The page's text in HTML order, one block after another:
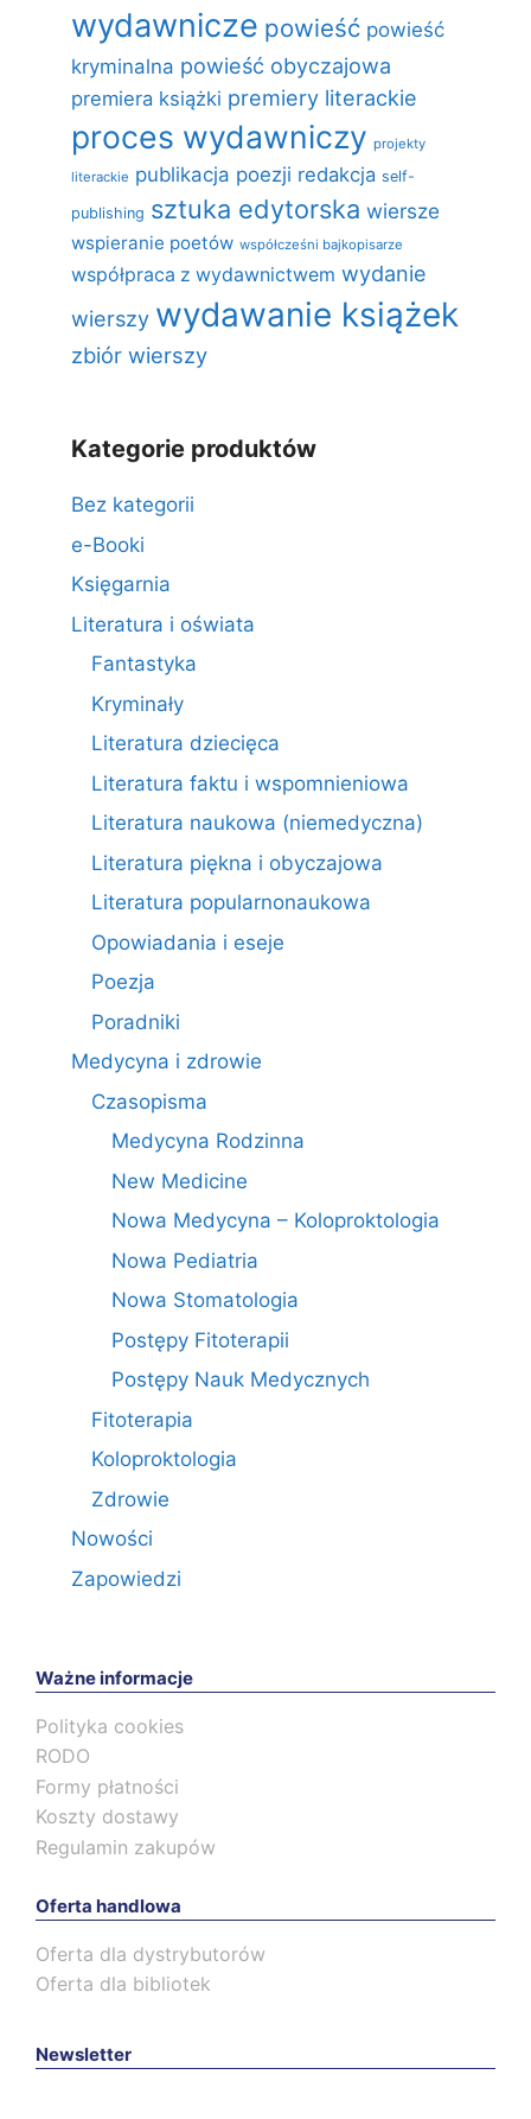
wydawnicze powieść powieść
kryminalna powieść obyczajowa
premiera książki premiery literackie
proces wydawniczy projekty
literackie publikacja poezji redakcja self-
publishing sztuka edytorska wiersze
wspieranie poetów współcześni bajkopisarze
współpraca z wydawnictwem wydanie
wierszy wydawanie książek
zbiór wierszy
Kategorie produktów
Bez kategorii
e-Booki
Księgarnia
Literatura i oświata
Fantastyka
Kryminały
Literatura dziecięca
Literatura faktu i wspomnieniowa
Literatura naukowa (niemedyczna)
Literatura piękna i obyczajowa
Literatura popularnonaukowa
Opowiadania i eseje
Poezja
Poradniki
Medycyna i zdrowie
Czasopisma
Medycyna Rodzinna
New Medicine
Nowa Medycyna – Koloproktologia
Nowa Pediatria
Nowa Stomatologia
Postępy Fitoterapii
Postępy Nauk Medycznych
Fitoterapia
Koloproktologia
Zdrowie
Nowości
Zapowiedzi
Ważne informacje
Polityka cookies
RODO
Formy płatności
Koszty dostawy
Regulamin zakupów
Oferta handlowa
Oferta dla dystrybutorów
Oferta dla bibliotek
Newsletter